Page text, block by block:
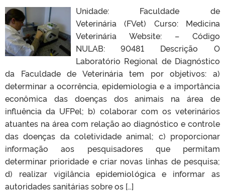
Unidade: Faculdade de
Veterinária (FVet) Curso: Medicina
Veterinária Website: – Código
NULAB: 90481 Descrição O
Laboratório Regional de Diagnóstico
da Faculdade de Veterinária tem por objetivos: a)
determinar a ocorrência, epidemiologia e a importância
econômica das doenças dos animais na área de
influência da UFPel; b) colaborar com os veterinários
atuantes na área com relação ao diagnóstico e controle
das doenças da coletividade animal; c) proporcionar
informação aos pesquisadores que permitam
determinar prioridade e criar novas linhas de pesquisa;
d) realizar vigilância epidemiológica e informar as
autoridades sanitárias sobre os […]